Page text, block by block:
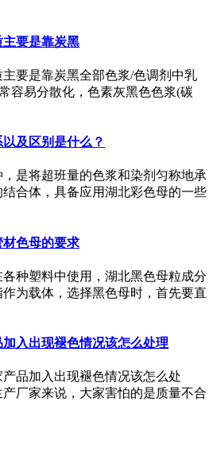
要是靠炭黑
要是靠炭黑全部色浆/色调剂中乳
容易分散化，色素灰黑色色浆(碳
及区别是什么？
是将超班量的色浆和染剂匀称地承
合体，具备应用湖北彩色母的一些
色母的要求
塑料中使用，湖北黑色母粒成分
为载体，选择黑色母时，首先要直
入出现褪色情况该怎么处理
加入出现褪色情况该怎么处
家来说，大家害怕的是质量不合